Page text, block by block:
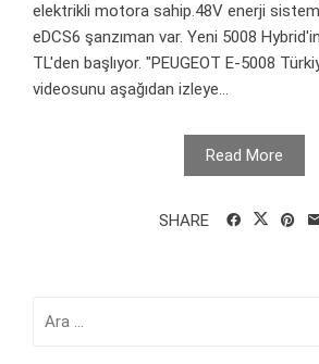
elektrikli motora sahip.48V enerji
eDCS6 şanzıman var. Yeni 5008
TL'den başlıyor. "PEUGEOT E-5008
videosunu aşağıdan izleye...
Read More
SHARE